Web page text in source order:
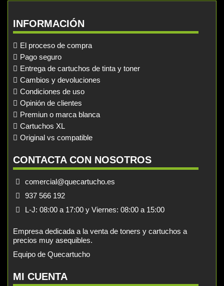
INFORMACIÓN
El proceso de compra
Pago seguro
Entrega de cartuchos de tinta y toner
Cambios y devoluciones
Condiciones de uso
Opinión de clientes
Premiun o marca blanca
Cartuchos XL
Original vs compatible
CONTACTA CON NOSOTROS
comercial@quecartucho.es
937 566 192
L-J: 08:00 a 17:00 y Viernes: 08:00 a 15:00
Empresa dedicada a la venta de toners y cartuchos a
precios muy asequibles.
Equipo de Quecartucho
MI CUENTA